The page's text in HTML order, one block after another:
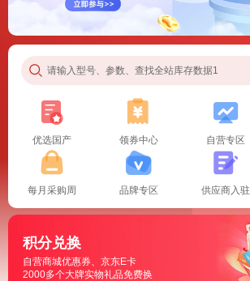
请输入型号、参数、查找全站库存数据1
优选国产 领券中心 自营专区
每月采购周 品牌专区 供应商入驻
积分兑换
自营商城优惠券、京东E卡
2000多个大牌实物礼品免费换